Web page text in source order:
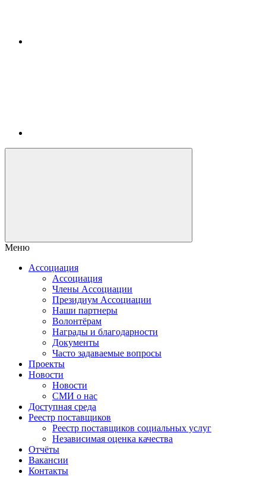
Меню
Ассоциация
Ассоциация
Члены Ассоциации
Президиум Ассоциации
Наши партнеры
Волонтёрам
Награды и благодарности
Документы
Часто задаваемые вопросы
Проекты
Новости
Новости
СМИ о нас
Доступная среда
Реестр поставщиков
Реестр поставщиков социальных услуг
Независимая оценка качества
Отчёты
Вакансии
Контакты